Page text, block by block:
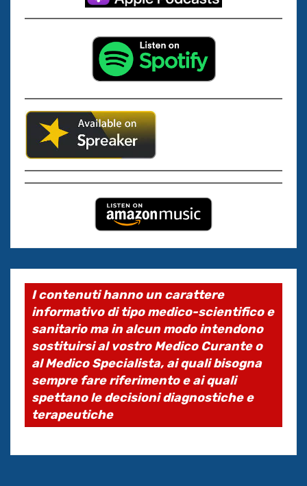
I contenuti hanno un carattere
informativo di tipo medico-scientifico e
sanitario ma in alcun modo intendono
sostituirsi al vostro Medico Curante o
al Medico Specialista, ai quali bisogna
sempre fare riferimento e ai quali
spettano le decisioni diagnostiche e
terapeutiche